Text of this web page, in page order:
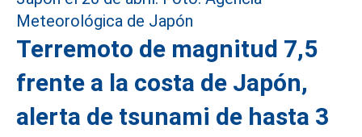
Terremoto de magnitud 7,5
frente a la costa de Japón,
alerta de tsunami de hasta 3